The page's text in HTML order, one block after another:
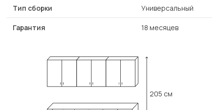
Тип сборки Универсальный
Гарантия 18 месяцев
205 см